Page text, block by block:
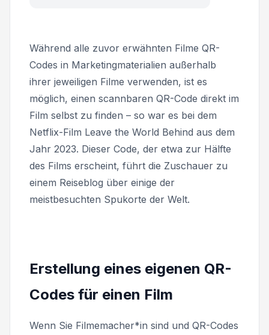
Während alle zuvor erwähnten Filme QR-
Codes in Marketingmaterialien außerhalb
ihrer jeweiligen Filme verwenden, ist es
möglich, einen scannbaren QR-Code direkt im
Film selbst zu finden – so war es bei dem
Netflix-Film Leave the World Behind aus dem
Jahr 2023. Dieser Code, der etwa zur Hälfte
des Films erscheint, führt die Zuschauer zu
einem Reiseblog über einige der
meistbesuchten Spukorte der Welt.
Erstellung eines eigenen QR-
Codes für einen Film
Wenn Sie Filmemacher*in sind und QR-Codes